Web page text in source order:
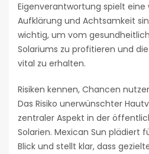
Eigenverantwortung spielt eine
Aufklärung und Achtsamkeit
wichtig, um vom
Solariums zu profitieren und
vital zu erhalten.
Risiken kennen, Chancen
Das Risiko unerwünschter
zentraler Aspekt in der
Solarien. Mexican Sun plädiert
Blick und stellt klar, dass